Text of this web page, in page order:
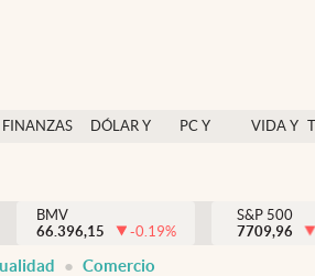
FINANZAS
DÓLAR Y
PC Y
VIDA Y
México
BMV
66.396,15
-0.19%
S&P 500
7709,96
Comercio